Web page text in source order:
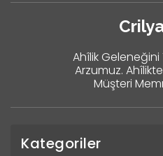
Ahîlik Geleneğini
Arzumuz.
Müşteri
Kategoriler